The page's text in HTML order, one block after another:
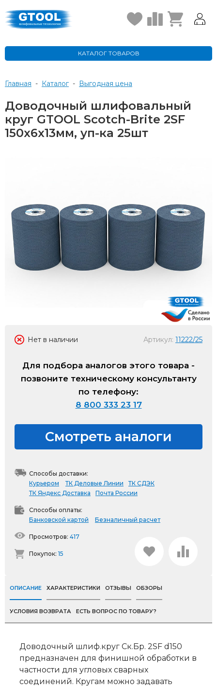
КАТАЛОГ ТОВАРОВ
Главная - Каталог - Выгодная цена
Доводочный шлифовальный
круг GTOOL Scotch-Brite 2SF
150x6x13мм, уп-ка 25шт
Нет в наличии Артикул: 11222/25
Для подбора аналогов этого товара -
позвоните техническому консультанту
по телефону:
8 800 333 23 17
Смотреть аналоги
Способы доставки:
Курьером
ТК Деловые Линии
ТК СДЭК
ТК Яндекс Доставка
Почта России
Способы оплаты:
Банковской картой
Безналичный расчет
Просмотров: 417
Покупок: 15
ОПИСАНИЕ ХАРАКТЕРИСТИКИ ОТЗЫВЫ ОБЗОРЫ
УСЛОВИЯ ВОЗВРАТА ЕСТЬ ВОПРОС ПО ТОВАРУ?
Доводочный шлиф.круг Ск.Бр. 2SF d150
предназначен для финишной обработки в
частности для угловых сварных
соединений. Кругам можно задавать